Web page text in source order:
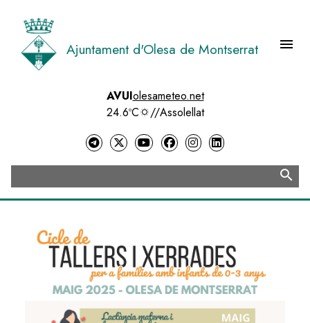
contingut
Ajuntament d'Olesa de Montserrat menu
AVUIolesameteo.net
24.6ºC
//Assolellat
search
Image